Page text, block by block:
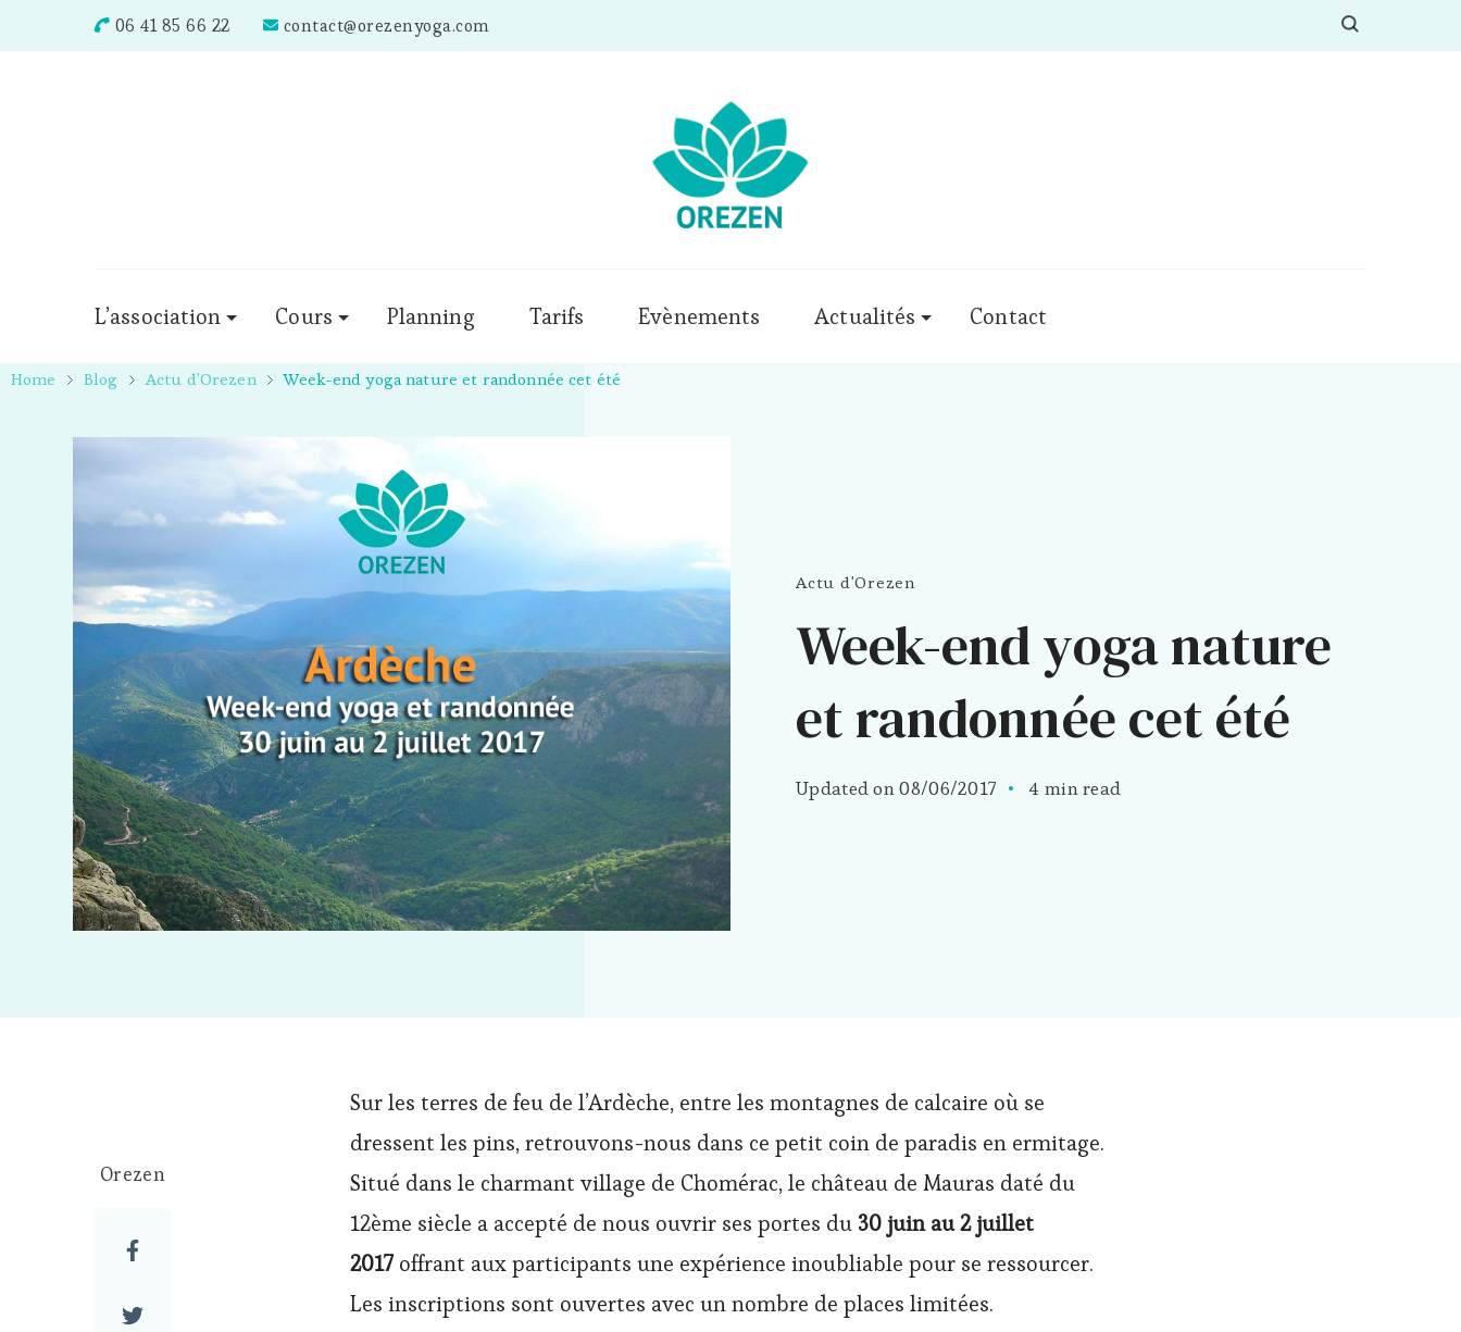
06 41 85 66 22 contact@orezenyoga.com
L’association Cours Planning Tarifs Evènements Actualités Contact
Home Blog Actu d'Orezen Week-end yoga nature et randonnée cet été
Actu d'Orezen
Week-end yoga nature
et randonnée cet été
Updated on08/06/2017 4 min read
Orezen
Sur les terres de feu de l’Ardèche, entre les montagnes de calcaire où se
dressent les pins, retrouvons-nous dans ce petit coin de paradis en ermitage.
Situé dans le charmant village de Chomérac, le château de Mauras daté du
12ème siècle a accepté de nous ouvrir ses portes du 30 juin au 2 juillet
2017offrant aux participants une expérience inoubliable pour se ressourcer.
Les inscriptions sont ouvertes avec un nombre de places limitées.